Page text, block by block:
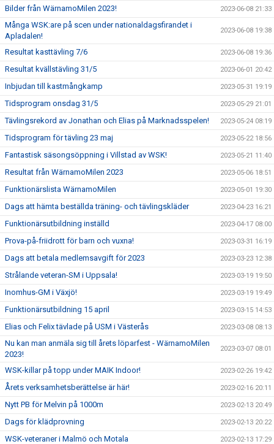
Bilder från WärnamoMilen 2023! 2023-06-08 21:33
Många WSK:are på scen under nationaldagsfirandet i
Apladalen!
2023-06-08 19:38
Resultat kasttävling 7/6 2023-06-08 19:36
Resultat kvällstävling 31/5 2023-06-01 20:42
Inbjudan till kastmångkamp 2023-05-31 19:19
Tidsprogram onsdag 31/5 2023-05-29 21:01
Tävlingsrekord av Jonathan och Elias på Marknadsspelen! 2023-05-24 08:19
Tidsprogram för tävling 23 maj 2023-05-22 18:56
Fantastisk säsongsöppning i Villstad av WSK! 2023-05-21 11:40
Resultat från WärnamoMilen 2023 2023-05-06 18:51
Funktionärslista WärnamoMilen 2023-05-01 19:30
Dags att hämta beställda träning- och tävlingskläder 2023-04-23 16:21
Funktionärsutbildning inställd 2023-04-17 08:00
Prova-på-friidrott för barn och vuxna! 2023-03-31 16:19
Dags att betala medlemsavgift för 2023 2023-03-23 12:38
Strålande veteran-SM i Uppsala! 2023-03-19 19:50
Inomhus-GM i Växjö! 2023-03-19 19:49
Funktionärsutbildning 15 april 2023-03-15 14:53
Elias och Felix tävlade på USM i Västerås 2023-03-08 08:13
Nu kan man anmäla sig till årets löparfest - WärnamoMilen
2023!
2023-03-07 08:01
WSK-killar på topp under MAIK Indoor! 2023-02-26 19:42
Årets verksamhetsberättelse är här! 2023-02-16 20:11
Nytt PB för Melvin på 1000m 2023-02-13 20:49
Dags för klädprovning 2023-02-13 20:22
WSK-veteraner i Malmö och Motala 2023-02-13 17:29